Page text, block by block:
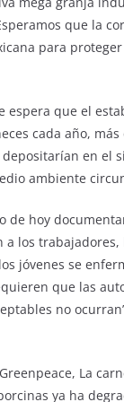
que la
para
espera que el
cada año,
en el
ambiente
de hoy
los
jóvenes se
que las
no
La
ya ha